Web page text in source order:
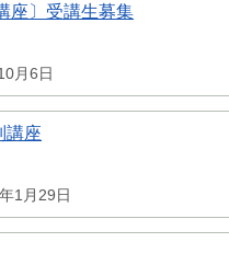
座〕受講生募集
月6日
講座
1月29日